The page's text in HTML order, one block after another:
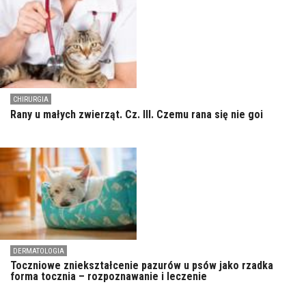
CHIRURGIA
Rany u małych zwierząt. Cz. III. Czemu rana się nie goi
DERMATOLOGIA
Toczniowe zniekształcenie pazurów u psów jako rzadka
forma tocznia – rozpoznawanie i leczenie